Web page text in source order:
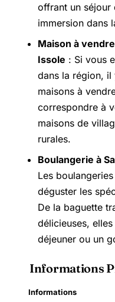
offrant un séjour
immersion dans
Maison à
Issole : Si vous
dans la région, il
maisons à
correspondre à
maisons de
rurales.
Boulangerie à
Les
déguster les
De la baguette
délicieuses,
déjeuner ou un
Informations
Informations